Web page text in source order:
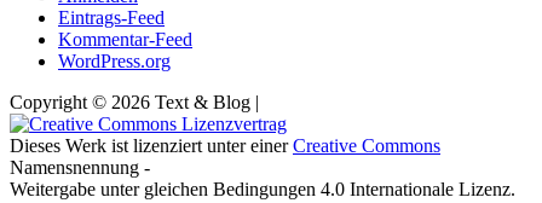
Eintrags-Feed
Kommentar-Feed
WordPress.org
Copyright © 2026 Text & Blog |
Dieses Werk ist lizenziert unter einerCreative Commons
Namensnennung -
Weitergabe unter gleichen Bedingungen 4.0 Internationale Lizenz.